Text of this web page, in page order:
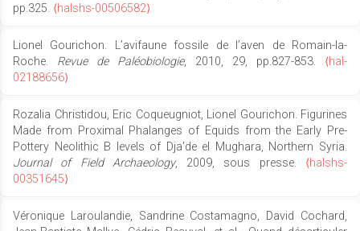
pp.325. ⟨halshs-00506582⟩
Lionel Gourichon. L’avifaune fossile de l’aven de Romain-la-
Roche. Revue de Paléobiologie, 2010, 29, pp.827-853. ⟨hal-
02188656⟩
Rozalia Christidou, Eric Coqueugniot, Lionel Gourichon. Figurines
Made from Proximal Phalanges of Equids from the Early Pre-
Pottery Neolithic B levels of Dja'de el Mughara, Northern Syria.
Journal of Field Archaeology, 2009, sous presse. ⟨halshs-
00351645⟩
Véronique Laroulandie, Sandrine Costamagno, David Cochard,